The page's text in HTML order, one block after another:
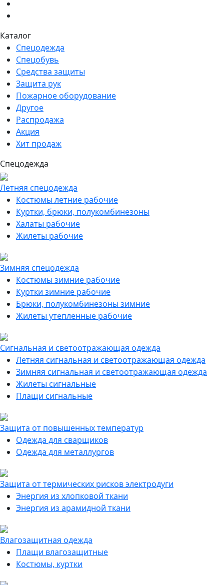
Каталог
Спецодежда
Спецобувь
Средства защиты
Защита рук
Пожарное оборудование
Другое
Распродажа
Акция
Хит продаж
Спецодежда
Летняя спецодежда
Костюмы летние рабочие
Куртки, брюки, полукомбинезоны
Халаты рабочие
Жилеты рабочие
Зимняя спецодежда
Костюмы зимние рабочие
Куртки зимние рабочие
Брюки, полукомбинезоны зимние
Жилеты утепленные рабочие
Сигнальная и светоотражающая одежда
Летняя сигнальная и светоотражающая одежда
Зимняя сигнальная и светоотражающая одежда
Жилеты сигнальные
Плащи сигнальные
Защита от повышенных температур
Одежда для сварщиков
Одежда для металлургов
Защита от термических рисков электродуги
Энергия из хлопковой ткани
Энергия из арамидной ткани
Влагозащитная одежда
Плащи влагозащитные
Костюмы, куртки